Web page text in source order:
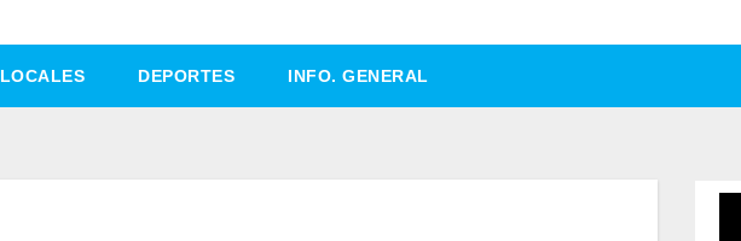
LOCALES DEPORTES INFO. GENERAL